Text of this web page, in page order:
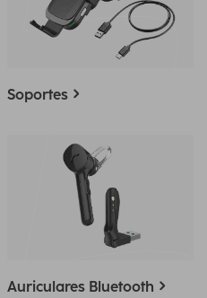
Soportes
Auriculares Bluetooth